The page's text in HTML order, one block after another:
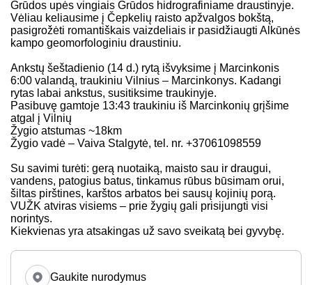
Grūdos upės vingiais Grūdos hidrografiniame draustinyje.
Vėliau keliausime į Čepkelių raisto apžvalgos bokštą,
pasigrožėti romantiškais vaizdeliais ir pasidžiaugti Alkūnės
kampo geomorfologiniu draustiniu.
Ankstų šeštadienio (14 d.) rytą išvyksime į Marcinkonis
6:00 valandą, traukiniu Vilnius – Marcinkonys. Kadangi
rytas labai ankstus, susitiksime traukinyje.
Pasibuvę gamtoje 13:43 traukiniu iš Marcinkonių grįšime
atgal į Vilnių
Žygio atstumas ~18km
Žygio vadė – Vaiva Stalgytė, tel. nr. +37061098559
Su savimi turėti: gerą nuotaiką, maisto sau ir draugui,
vandens, patogius batus, tinkamus rūbus būsimam orui,
šiltas pirštines, karštos arbatos bei sausų kojinių porą.
VUŽK atviras visiems – prie žygių gali prisijungti visi
norintys.
Kiekvienas yra atsakingas už savo sveikatą bei gyvybę.
Gaukite nurodymus